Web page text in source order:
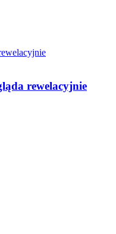
rewelacyjnie